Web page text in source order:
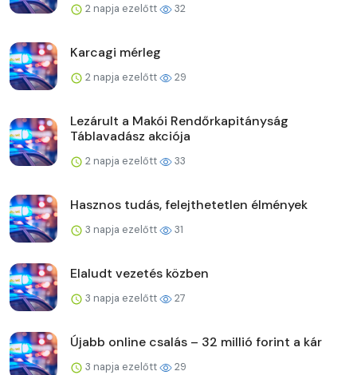
2 napja ezelőtt 32
Karcagi mérleg
2 napja ezelőtt 29
Lezárult a Makói Rendőrkapitányság
Táblavadász akciója
2 napja ezelőtt 33
Hasznos tudás, felejthetetlen élmények
3 napja ezelőtt 31
Elaludt vezetés közben
3 napja ezelőtt 27
Újabb online csalás – 32 millió forint a kár
3 napja ezelőtt 29